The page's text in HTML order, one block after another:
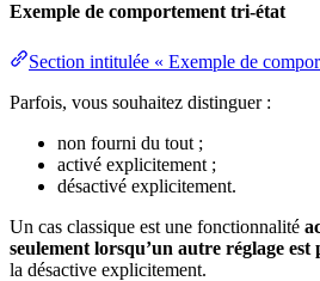
Exemple de comportement tri-état
Section intitulée « Exemple de
Parfois, vous souhaitez distinguer :
non fourni du tout ;
activé explicitement ;
désactivé explicitement.
Un cas classique est une fonctionnalité
seulement lorsqu’un autre réglage est
la désactive explicitement.